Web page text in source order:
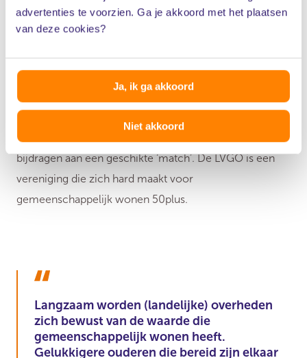
advertenties te voorzien. Ga je akkoord met het plaatsen
van deze cookies?
Ja, ik ga akkoord
Niet akkoord
behoefte aan saamhorigheid.
Vraag je je af of gemeenschappelijk wonen bij je past?
Welke verwachtingen heb je er van en wat wordt er van
jou verwacht?
Doe de test
Landelijke Vereniging Gemeenschappelijk wonen van
Ouderen (LVGO) en ontdek welke eigenschappen
bijdragen aan een geschikte ‘match’. De LVGO is een
vereniging die zich hard maakt voor
gemeenschappelijk wonen 50plus.
Langzaam worden (landelijke) overheden
zich bewust van de waarde die
gemeenschappelijk wonen heeft.
Gelukkigere ouderen die bereid zijn elkaar